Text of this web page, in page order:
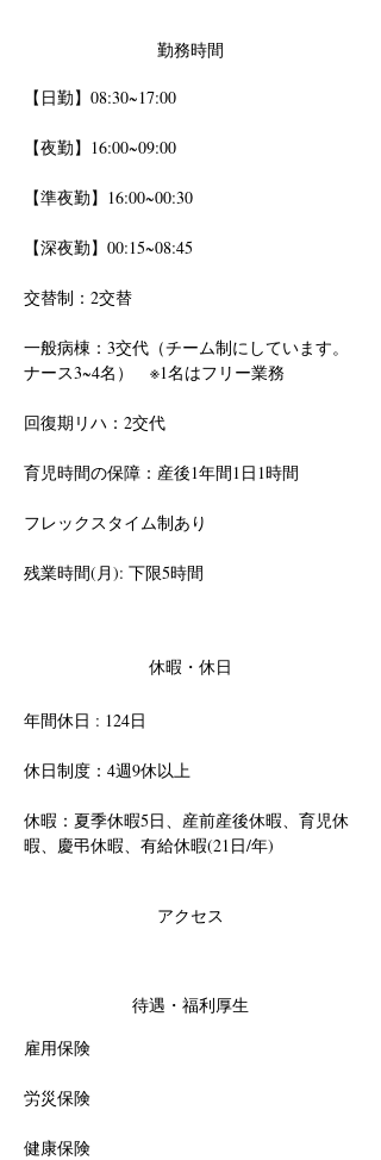
勤務時間
【日勤】08:30~17:00
【夜勤】16:00~09:00
【準夜勤】16:00~00:30
【深夜勤】00:15~08:45
交替制：2交替
一般病棟：3交代（チーム制にしています。
ナース3~4名）　※1名はフリー業務
回復期リハ：2交代
育児時間の保障：産後1年間1日1時間
フレックスタイム制あり
残業時間(月): 下限5時間
休暇・休日
年間休日 : 124日
休日制度：4週9休以上
休暇：夏季休暇5日、産前産後休暇、育児休
暇、慶弔休暇、有給休暇(21日/年)
アクセス
待遇・福利厚生
雇用保険
労災保険
健康保険